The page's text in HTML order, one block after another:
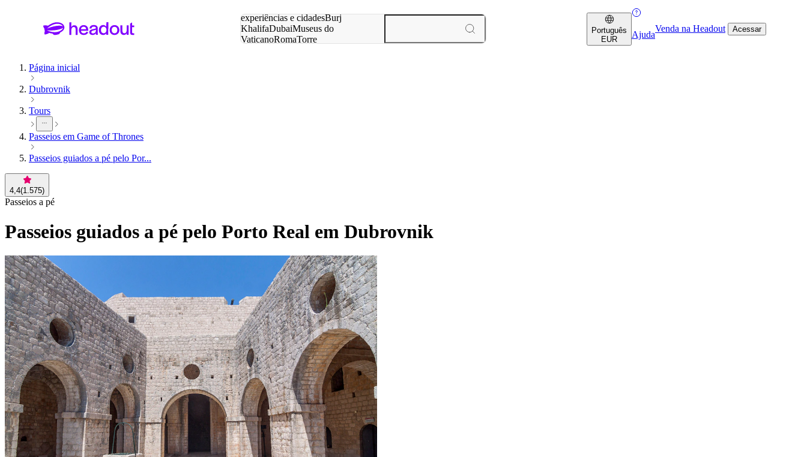
experiências e cidadesBurj
KhalifaDubaiMuseus do
VaticanoRomaTorre
Português
EUR
Ajuda
Venda na Headout Acessar
Página inicial
Dubrovnik
Tours
Passeios em Game of Thrones
Passeios guiados a pé pelo Por...
4,4(1.575)
Passeios a pé
Passeios guiados a pé pelo Porto Real em Dubrovnik